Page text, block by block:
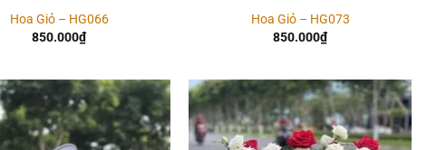
Hoa Giỏ – HG066
850.000₫
Hoa Giỏ – HG073
850.000₫
Add to
wishlist
Add to
wishlist